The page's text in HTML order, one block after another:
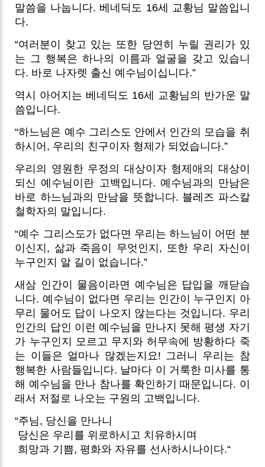
말씀을 나눕니다. 베네딕도 16세 교황님 말씀입니
다.
“여러분이 찾고 있는 또한 당연히 누릴 권리가 있
는 그 행복은 하나의 이름과 얼굴을 갖고 있습니
다. 바로 나자렛 출신 예수님이십니다.”
역시 아어지는 베네딕도 16세 교황님의 반가운 말
씀입니다.
“하느님은 예수 그리스도 안에서 인간의 모습을 취
하시어, 우리의 친구이자 형제가 되었습니다.”
우리의 영원한 우정의 대상이자 형제애의 대상이
되신 예수님이란 고백입니다. 예수님과의 만남은
바로 하느님과의 만남을 뜻합니다. 블레즈 파스칼
철학자의 말입니다.
“예수 그리스도가 없다면 우리는 하느님이 어떤 분
이신지, 삶과 죽음이 무엇인지, 또한 우리 자신이
누구인지 알 길이 없습니다.”
새삼 인간이 물음이라면 예수님은 답입을 깨닫습
니다. 예수님이 없다면 우리는 인간이 누구인지 아
무리 물어도 답이 나오지 않는다는 것입니다. 우리
인간의 답인 이런 예수님을 만나지 못해 평생 자기
가 누구인지 모르고 무지와 허무속에 방황하다 죽
는 이들은 얼마나 많겠는지요! 그러니 우리는 참
행복한 사람들입니다. 날마다 이 거룩한 미사를 통
해 예수님을 만나 참나를 확인하기 때문입니다. 이
래서 저절로 나오는 구원의 고백입니다.
“주님, 당신을 만나니
당신은 우리를 위로하시고 치유하시며
희망과 기쁨, 평화와 자유를 선사하시나이다.“